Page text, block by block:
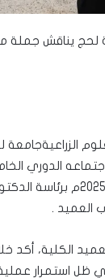
لحج يناقش جملة
الزراعيةجامعة
(22 يوليو 2025م) اجتماعه
لشهري مايو- يونيو لعام
العميد .
الكلية، أكد
ظل استمرار